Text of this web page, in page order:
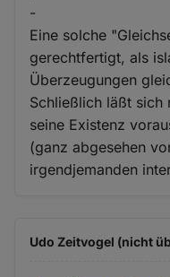
-
Eine solche
gerechtfertigt, als
Überzeugungen
Schließlich läßt sich
seine Existenz
(ganz abgesehen
irgendjemanden
Udo Zeitvogel (nicht